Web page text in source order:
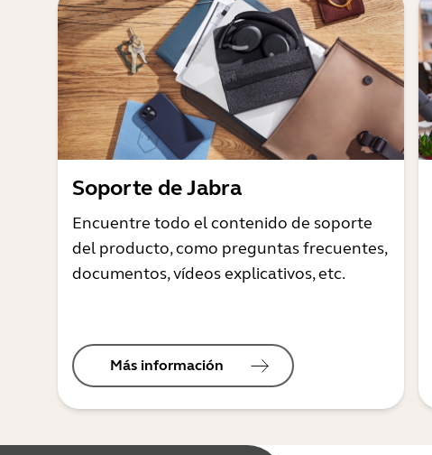
Soporte de Jabra
Encuentre todo el contenido de soporte
del producto, como preguntas frecuentes,
documentos, vídeos explicativos, etc.
Más información